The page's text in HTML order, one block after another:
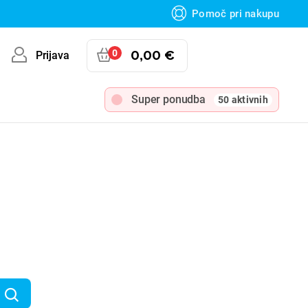
Pomoč pri nakupu
Prijava 0 0,00 €
Super ponudba 50 aktivnih